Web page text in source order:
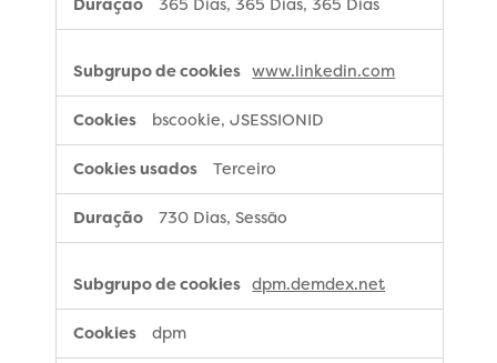
365 Dias, 365 Dias, 365 Dias
www.linkedin.com
bscookie, JSESSIONID
Terceiro
730 Dias, Sessão
dpm.demdex.net
dpm